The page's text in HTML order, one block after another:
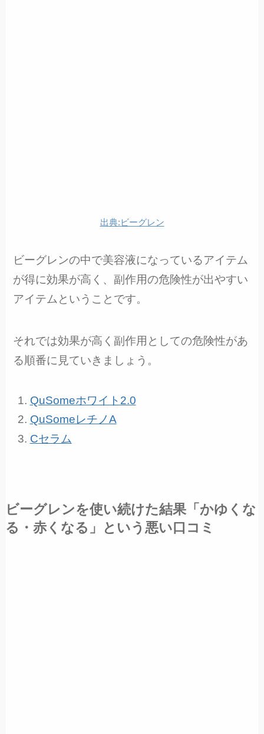
出典:ビーグレン
ビーグレンの中で美容液になっているアイテム
が得に効果が高く、副作用の危険性が出やすい
アイテムということです。
それでは効果が高く副作用としての危険性があ
る順番に見ていきましょう。
QuSomeホワイト2.0
QuSomeレチノA
Cセラム
ビーグレンを使い続けた結果「かゆくな
る・赤くなる」という悪い口コミ